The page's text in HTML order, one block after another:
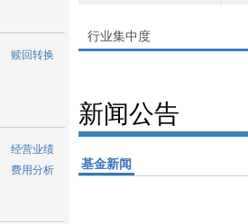
赎回转换
经营业绩
费用分析
行业集中度
新闻公告
基金新闻